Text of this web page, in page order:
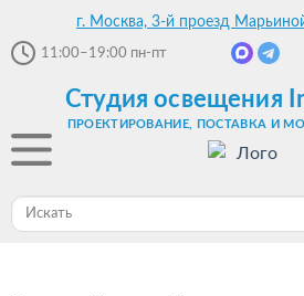
г. Москва, 3-й проезд
11:00–19:00 пн-пт
Студия освещения
ПРОЕКТИРОВАНИЕ, ПОСТАВКА И